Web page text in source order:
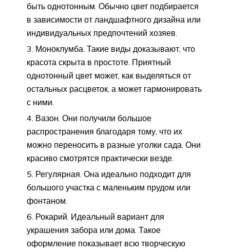
быть однотонным. Обычно цвет подбирается
в зависимости от ландшафтного дизайна или
индивидуальных предпочтений хозяев.
Моноклумба. Такие виды доказывают, что
красота скрыта в простоте. Приятный
однотонный цвет может, как выделяться от
остальных расцветок, а может гармонировать
с ними.
Вазон. Они получили большое
распространения благодаря тому, что их
можно переносить в разные уголки сада. Они
красиво смотрятся практически везде.
Регулярная. Она идеально подходит для
большого участка с маленьким прудом или
фонтаном.
Рокарий. Идеальный вариант для
украшения забора или дома. Такое
оформление показывает всю творческую